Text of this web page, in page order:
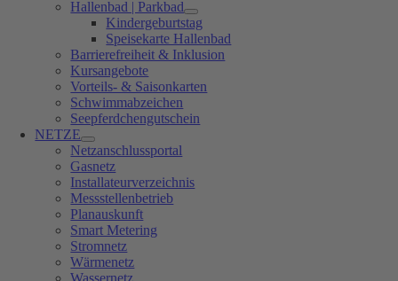
Hallenbad | Parkbad
Kindergeburtstag
Speisekarte Hallenbad
Barrierefreiheit & Inklusion
Kursangebote
Vorteils- & Saisonkarten
Schwimmabzeichen
Seepferdchengutschein
NETZE
Netzanschlussportal
Gasnetz
Installateurverzeichnis
Messstellenbetrieb
Planauskunft
Smart Metering
Stromnetz
Wärmenetz
Wassernetz